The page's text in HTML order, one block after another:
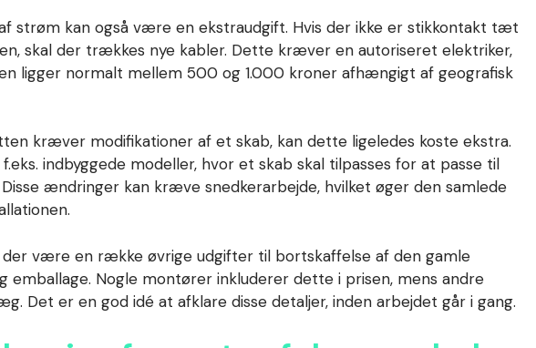
strøm kan også være en ekstraudgift. Hvis der ikke er stikkontakt tæt
skal der trækkes nye kabler. Dette kræver en autoriseret elektriker,
ligger normalt mellem 500 og 1.000 kroner afhængigt af geografisk
kræver modifikationer af et skab, kan dette ligeledes koste ekstra.
indbyggede modeller, hvor et skab skal tilpasses for at passe til
ændringer kan kræve snedkerarbejde, hvilket øger den samlede
der være en række øvrige udgifter til bortskaffelse af den gamle
Nogle montører inkluderer dette i prisen, mens andre
Det er en god idé at afklare disse detaljer, inden arbejdet går i gang.